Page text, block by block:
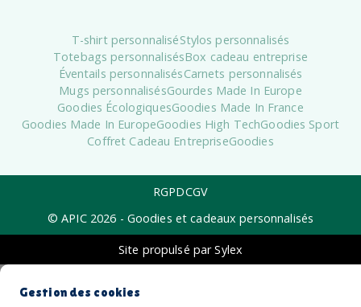
T-shirt personnaliséStylos personnalisés
Totebags personnalisésBox cadeau entreprise
Éventails personnalisésCarnets personnalisés
Mugs personnalisésGourdes Made In Europe
Goodies ÉcologiquesGoodies Made In France
Goodies Made In EuropeGoodies High TechGoodies Sport
Coffret Cadeau EntrepriseGoodies
RGPDCGV
© APIC 2026 - Goodies et cadeaux personnalisés
Site propulsé par Sylex
Gestion des cookies